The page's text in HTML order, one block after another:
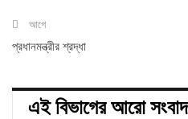
আগে
প্রধানমন্ত্রীর শ্রদ্ধা
এই বিভাগের আরো সংবাদ